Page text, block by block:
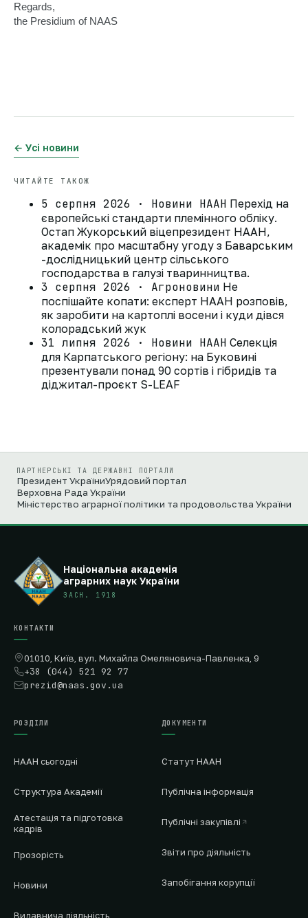
Regards,
the Presidium of NAAS
← Усі новини
ЧИТАЙТЕ ТАКОЖ
5 серпня 2026 · Новини НААН Перехід на
європейські стандарти племінного обліку.
Остап Жукорський віцепрезидент НААН,
академік про масштабну угоду з Баварським
-дослідницький центр сільського
господарства в галузі тваринництва.
3 серпня 2026 · Агроновини Не
поспішайте копати: експерт НААН розповів,
як заробити на картоплі восени і куди дівся
колорадський жук
31 липня 2026 · Новини НААН Селекція
для Карпатського регіону: на Буковині
презентували понад 90 сортів і гібридів та
діджитал-проєкт S-LEAF
ПАРТНЕРСЬКІ ТА ДЕРЖАВНІ ПОРТАЛИ
Президент УкраїниУрядовий портал
Верховна Рада України
Міністерство аграрної політики та продовольства України
Національна академія
аграрних наук України
ЗАСН. 1918
КОНТАКТИ
01010, Київ, вул. Михайла Омеляновича-Павленка, 9
+38 (044) 521 92 77
prezid@naas.gov.ua
РОЗДІЛИ
НААН сьогодні
Структура Академії
Атестація та підготовка
кадрів
Прозорість
Новини
Видавнича діяльність
ДОКУМЕНТИ
Статут НААН
Публічна інформація
Публічні закупівлі
Звіти про діяльність
Запобігання корупції